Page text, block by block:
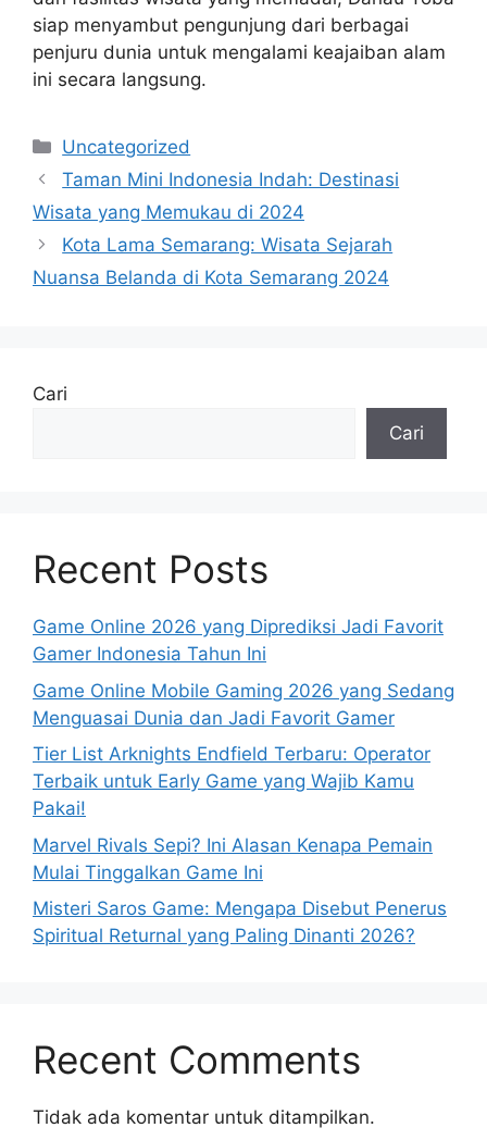
siap menyambut pengunjung dari berbagai
penjuru dunia untuk mengalami keajaiban alam
ini secara langsung.
Kategori
Uncategorized
Taman Mini Indonesia Indah: Destinasi
Wisata yang Memukau di 2024
Kota Lama Semarang: Wisata Sejarah
Nuansa Belanda di Kota Semarang 2024
Cari
Cari
Recent Posts
Game Online 2026 yang Diprediksi Jadi Favorit
Gamer Indonesia Tahun Ini
Game Online Mobile Gaming 2026 yang Sedang
Menguasai Dunia dan Jadi Favorit Gamer
Tier List Arknights Endfield Terbaru: Operator
Terbaik untuk Early Game yang Wajib Kamu
Pakai!
Marvel Rivals Sepi? Ini Alasan Kenapa Pemain
Mulai Tinggalkan Game Ini
Misteri Saros Game: Mengapa Disebut Penerus
Spiritual Returnal yang Paling Dinanti 2026?
Recent Comments
Tidak ada komentar untuk ditampilkan.